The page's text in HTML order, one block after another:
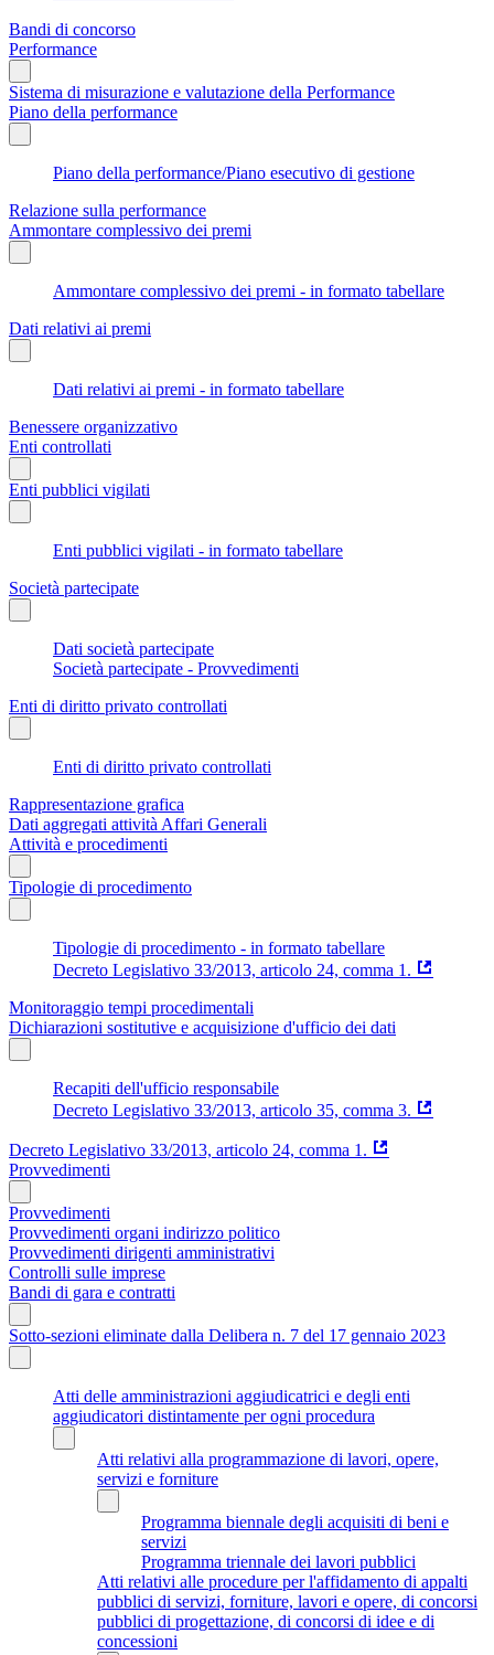
Bandi di concorso
Performance
Sistema di misurazione e valutazione della Performance
Piano della performance
Piano della performance/Piano esecutivo di gestione
Relazione sulla performance
Ammontare complessivo dei premi
Ammontare complessivo dei premi - in formato tabellare
Dati relativi ai premi
Dati relativi ai premi - in formato tabellare
Benessere organizzativo
Enti controllati
Enti pubblici vigilati
Enti pubblici vigilati - in formato tabellare
Società partecipate
Dati società partecipate
Società partecipate - Provvedimenti
Enti di diritto privato controllati
Enti di diritto privato controllati
Rappresentazione grafica
Dati aggregati attività Affari Generali
Attività e procedimenti
Tipologie di procedimento
Tipologie di procedimento - in formato tabellare
Decreto Legislativo 33/2013, articolo 24, comma 1.
Monitoraggio tempi procedimentali
Dichiarazioni sostitutive e acquisizione d'ufficio dei dati
Recapiti dell'ufficio responsabile
Decreto Legislativo 33/2013, articolo 35, comma 3.
Decreto Legislativo 33/2013, articolo 24, comma 1.
Provvedimenti
Provvedimenti
Provvedimenti organi indirizzo politico
Provvedimenti dirigenti amministrativi
Controlli sulle imprese
Bandi di gara e contratti
Sotto-sezioni eliminate dalla Delibera n. 7 del 17 gennaio 2023
Atti delle amministrazioni aggiudicatrici e degli enti
aggiudicatori distintamente per ogni procedura
Atti relativi alla programmazione di lavori, opere,
servizi e forniture
Programma biennale degli acquisiti di beni e
servizi
Programma triennale dei lavori pubblici
Atti relativi alle procedure per l'affidamento di appalti
pubblici di servizi, forniture, lavori e opere, di concorsi
pubblici di progettazione, di concorsi di idee e di
concessioni